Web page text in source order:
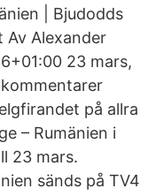
| Bjudodds
Av Alexander
23 mars,
på allra
– Rumänien i
23 mars.
sänds på TV4